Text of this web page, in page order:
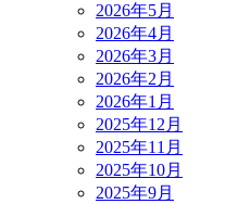
2026年5月
2026年4月
2026年3月
2026年2月
2026年1月
2025年12月
2025年11月
2025年10月
2025年9月